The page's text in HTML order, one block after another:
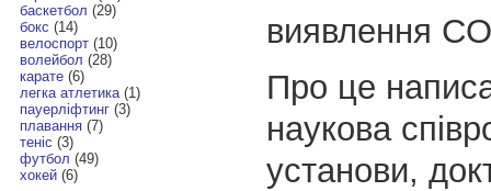
баскетбол (29)
бокс (14)
велоспорт(10)
волейбол (28)
карате(6)
легка атлетика(1)
пауерліфтинг(3)
плавання(7)
теніс (3)
футбол (49)
хокей(6)
виявлення
Про це
наукова
установи,